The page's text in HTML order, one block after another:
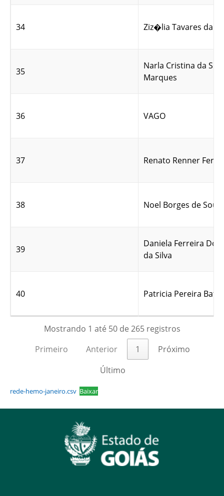
34 Ziz�lia Tavares da
35
Narla Cristina da
Marques
36 VAGO
37 Renato Renner
38 Noel Borges de
39
Daniela Ferreira
da Silva
40 Patricia Pereira
Mostrando 1 até 50 de 265 registros
Primeiro
Anterior 1
Próximo
Último
rede-hemo-janeiro.csv Baixar